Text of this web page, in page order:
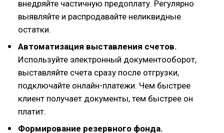
внедряйте частичную предоплату. Регулярно
выявляйте и распродавайте неликвидные
остатки.
Автоматизация выставления счетов.
Используйте электронный документооборот,
выставляйте счета сразу после отгрузки,
подключайте онлайн-платежи. Чем быстрее
клиент получает документы, тем быстрее он
платит.
Формирование резервного фонда.